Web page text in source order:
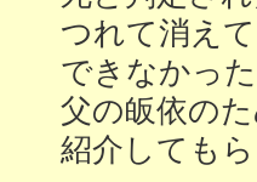
つれて消え
できなかっ
父の皈依の
紹介しても